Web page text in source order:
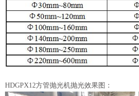
HDGPX12方管抛光机抛光效果图：